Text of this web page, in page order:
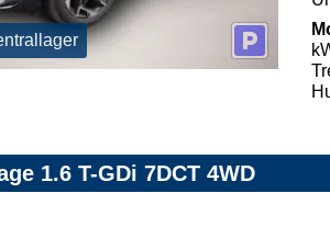
1.6 T-GDi 7DCT 4WD